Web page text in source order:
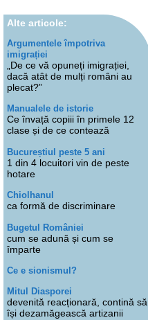
Alte articole:
Argumentele împotriva
imigrației
„De ce vă opuneți imigrației,
dacă atât de mulți români au
plecat?”
Manualele de istorie
Ce învață copiii în primele 12
clase și de ce contează
Bucureștiul peste 5 ani
1 din 4 locuitori vin de peste
hotare
Chiolhanul
ca formă de discriminare
Bugetul României
cum se adună și cum se
împarte
Ce e sionismul?
Mitul Diasporei
devenită reacționară, contină să
își dezamăgească artizanii